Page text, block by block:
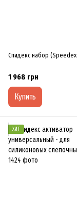
Спидекс набор
1 968 грн
Купить
ХИТ